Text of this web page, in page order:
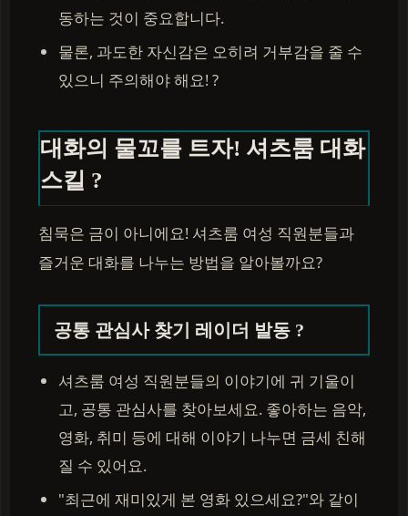
동하는 것이 중요합니다.
물론, 과도한 자신감은 오히려 거부감을 줄 수
있으니 주의해야 해요! ?
대화의 물꼬를 트자! 셔츠룸 대화
스킬 ?️
침묵은 금이 아니에요! 셔츠룸 여성 직원분들과
즐거운 대화를 나누는 방법을 알아볼까요?
공통 관심사 찾기 레이더 발동 ?
셔츠룸 여성 직원분들의 이야기에 귀 기울이
고, 공통 관심사를 찾아보세요. 좋아하는 음악,
영화, 취미 등에 대해 이야기 나누면 금세 친해
질 수 있어요.
"최근에 재미있게 본 영화 있으세요?"와 같이